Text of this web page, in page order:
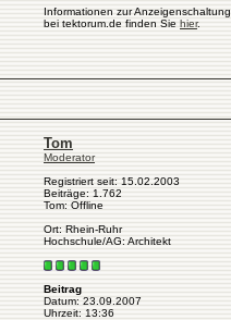
Informationen zur Anzeigenschaltung
bei tektorum.de finden Sie hier.
Tom
Moderator
Registriert seit: 15.02.2003
Beiträge: 1.762
Tom: Offline
Ort: Rhein-Ruhr
Hochschule/AG: Architekt
Beitrag
Datum: 23.09.2007
Uhrzeit: 13:36